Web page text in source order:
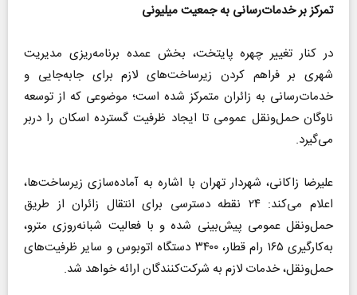
تمرکز بر خدمات‌رسانی به جمعیت میلیونی
در کنار تغییر چهره پایتخت، بخش عمده برنامه‌ریزی مدیریت
شهری بر فراهم کردن زیرساخت‌های لازم برای جابه‌جایی و
خدمات‌رسانی به زائران متمرکز شده است؛ موضوعی که از توسعه
ناوگان حمل‌ونقل عمومی تا ایجاد ظرفیت گسترده اسکان را دربر
می‌گیرد.
علیرضا زاکانی، شهردار تهران با اشاره به آماده‌سازی زیرساخت‌ها،
اعلام می‌کند: ۲۴ نقطه دسترسی برای انتقال زائران از طریق
حمل‌ونقل عمومی پیش‌بینی شده و با فعالیت شبانه‌روزی مترو،
به‌کارگیری ۱۶۵ رام قطار، ۳۴۰۰ دستگاه اتوبوس و سایر ظرفیت‌های
حمل‌ونقل، خدمات لازم به شرکت‌کنندگان ارائه خواهد شد.